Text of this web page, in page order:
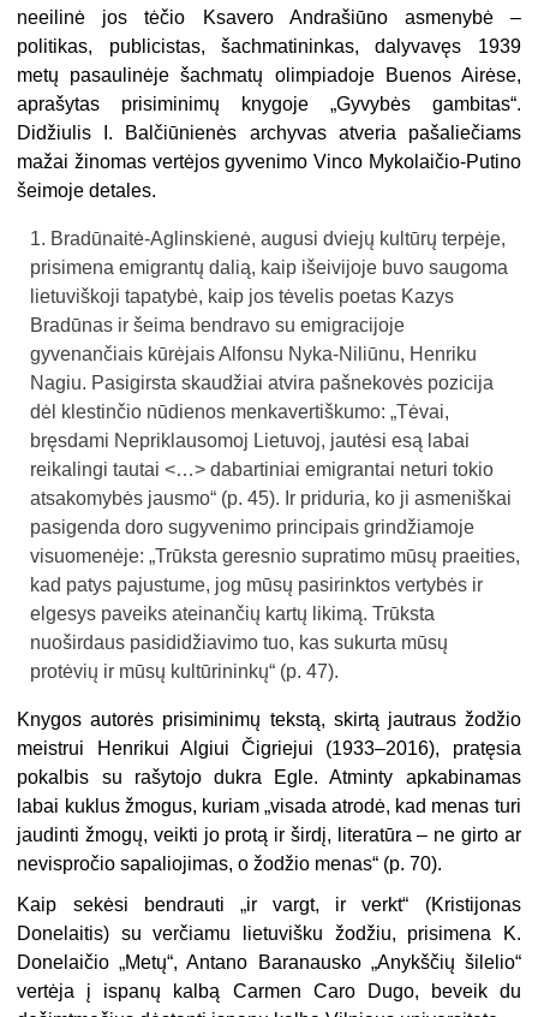
neeilinė jos tėčio Ksavero Andrašiūno asmenybė –
politikas, publicistas, šachmatininkas, dalyvavęs 1939
metų pasaulinėje šachmatų olimpiadoje Buenos Airėse,
aprašytas prisiminimų knygoje „Gyvybės gambitas“.
Didžiulis I. Balčiūnienės archyvas atveria pašaliečiams
mažai žinomas vertėjos gyvenimo Vinco Mykolaičio-Putino
šeimoje detales.
Bradūnaitė-Aglinskienė, augusi dviejų kultūrų terpėje,
prisimena emigrantų dalią, kaip išeivijoje buvo saugoma
lietuviškoji tapatybė, kaip jos tėvelis poetas Kazys
Bradūnas ir šeima bendravo su emigracijoje
gyvenančiais kūrėjais Alfonsu Nyka-Niliūnu, Henriku
Nagiu. Pasigirsta skaudžiai atvira pašnekovės pozicija
dėl klestinčio nūdienos menkavertiškumo: „Tėvai,
bręsdami Nepriklausomoj Lietuvoj, jautėsi esą labai
reikalingi tautai <…> dabartiniai emigrantai neturi tokio
atsakomybės jausmo“ (p. 45). Ir priduria, ko ji asmeniškai
pasigenda doro sugyvenimo principais grindžiamoje
visuomenėje: „Trūksta geresnio supratimo mūsų praeities,
kad patys pajustume, jog mūsų pasirinktos vertybės ir
elgesys paveiks ateinančių kartų likimą. Trūksta
nuoširdaus pasididžiavimo tuo, kas sukurta mūsų
protėvių ir mūsų kultūrininkų“ (p. 47).
Knygos autorės prisiminimų tekstą, skirtą jautraus žodžio
meistrui Henrikui Algiui Čigriejui (1933–2016), pratęsia
pokalbis su rašytojo dukra Egle. Atminty apkabinamas
labai kuklus žmogus, kuriam „visada atrodė, kad menas turi
jaudinti žmogų, veikti jo protą ir širdį, literatūra – ne girto ar
nevispročio sapaliojimas, o žodžio menas“ (p. 70).
Kaip sekėsi bendrauti „ir vargt, ir verkt“ (Kristijonas
Donelaitis) su verčiamu lietuvišku žodžiu, prisimena K.
Donelaičio „Metų“, Antano Baranausko „Anykščių šilelio“
vertėja į ispanų kalbą Carmen Caro Dugo, beveik du